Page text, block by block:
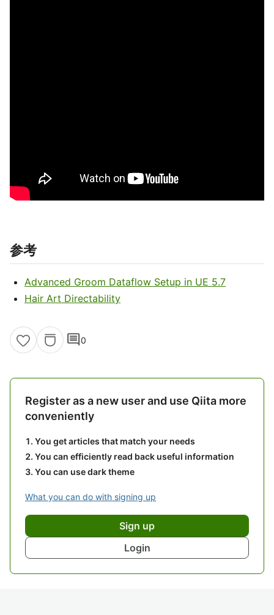
参考
Advanced Groom Dataflow Setup in UE 5.7
Hair Art Directability
comment0
Register as a new user and use Qiita more
conveniently
You get articles that match your needs
You can efficiently read back useful information
You can use dark theme
What you can do with signing up
Sign up
Login